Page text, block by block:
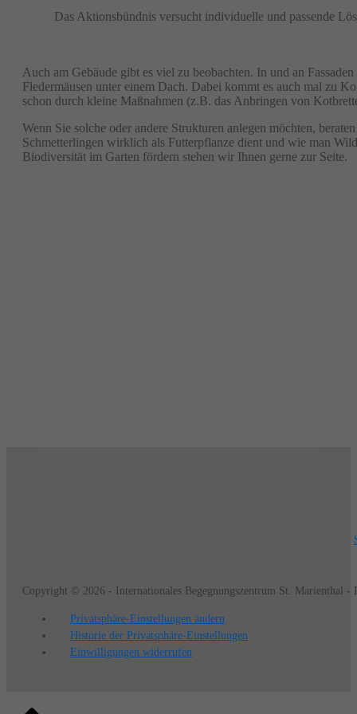
Das Aktionsbündnis versucht individuelle und passende
Auch am Gebäude gibt es viel zu beobachten. In und an
Fledermäusen unter einem Dach. Dabei kommt es auch mal zu
schon durch kleine Maßnahmen (z.B. das Anbringen von
Wenn Sie solche oder andere Strukturen anlegen möchten,
Schmetterlingen wirklich als Futterpflanze dient und wie man
Biodiversität im Garten fördern stehen wir Ihnen gerne zur Seite.
Copyright © 2026 - Internationales Begegnungszentrum St. Marienthal -
Privatsphäre-Einstellungen ändern
Historie der Privatsphäre-Einstellungen
Einwilligungen widerrufen